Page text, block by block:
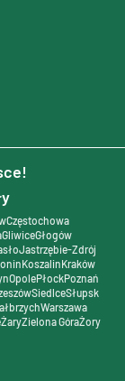
Częstochowa
GliwiceGłogów
Jastrzębie-Zdrój
KoszalinKraków
OpolePłockPoznań
SiedlceSłupsk
Warszawa
ŻaryZielona GóraŻory